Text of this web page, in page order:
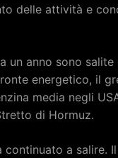
delle attività e
un anno sono salite
energetico, il
media negli
di Hormuz.
continuato a